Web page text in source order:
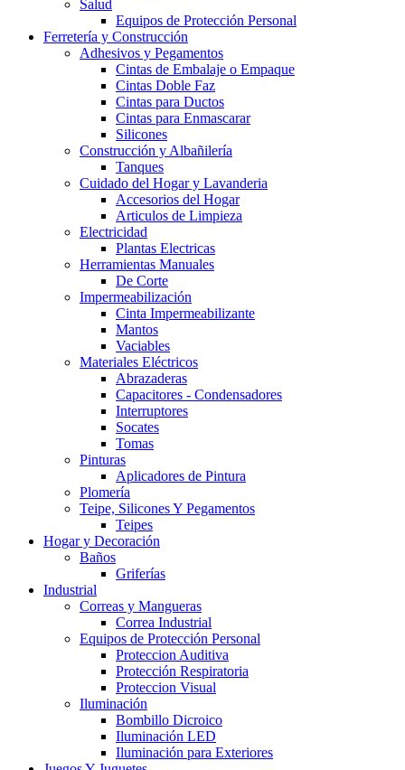
Salud
Equipos de Protección Personal
Ferretería y Construcción
Adhesivos y Pegamentos
Cintas de Embalaje o Empaque
Cintas Doble Faz
Cintas para Ductos
Cintas para Enmascarar
Silicones
Construcción y Albañilería
Tanques
Cuidado del Hogar y Lavanderia
Accesorios del Hogar
Articulos de Limpieza
Electricidad
Plantas Electricas
Herramientas Manuales
De Corte
Impermeabilización
Cinta Impermeabilizante
Mantos
Vaciables
Materiales Eléctricos
Abrazaderas
Capacitores - Condensadores
Interruptores
Socates
Tomas
Pinturas
Aplicadores de Pintura
Plomería
Teipe, Silicones Y Pegamentos
Teipes
Hogar y Decoración
Baños
Griferías
Industrial
Correas y Mangueras
Correa Industrial
Equipos de Protección Personal
Proteccion Auditiva
Protección Respiratoria
Proteccion Visual
Iluminación
Bombillo Dicroico
Iluminación LED
Iluminación para Exteriores